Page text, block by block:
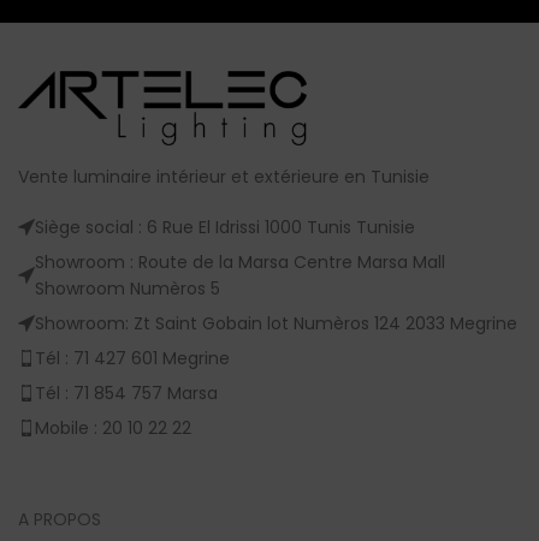
Vente luminaire intérieur et extérieure en Tunisie
Siège social : 6 Rue El Idrissi 1000 Tunis Tunisie
Showroom : Route de la Marsa Centre Marsa Mall
Showroom Numèros 5
Showroom: Zt Saint Gobain lot Numèros 124 2033 Megrine
Tél : 71 427 601 Megrine
Tél : 71 854 757 Marsa
Mobile : 20 10 22 22
A PROPOS